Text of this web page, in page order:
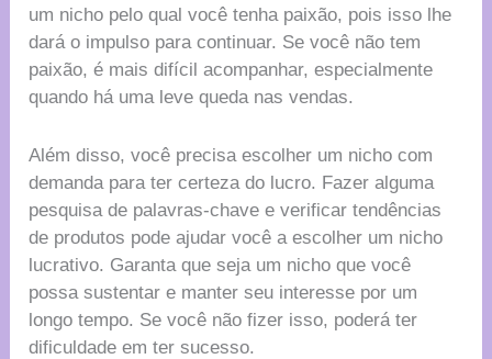
um nicho pelo qual você tenha paixão, pois isso lhe
dará o impulso para continuar. Se você não tem
paixão, é mais difícil acompanhar, especialmente
quando há uma leve queda nas vendas.
Além disso, você precisa escolher um nicho com
demanda para ter certeza do lucro. Fazer alguma
pesquisa de palavras-chave e verificar tendências
de produtos pode ajudar você a escolher um nicho
lucrativo. Garanta que seja um nicho que você
possa sustentar e manter seu interesse por um
longo tempo. Se você não fizer isso, poderá ter
dificuldade em ter sucesso.